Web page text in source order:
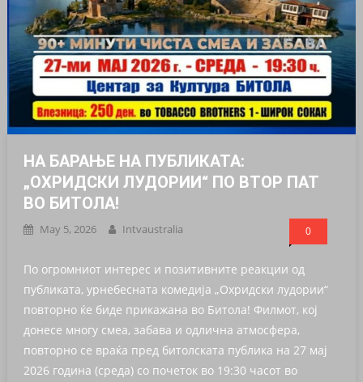
НА БАРАЊЕ НА ПУБЛИКАТА:
„ОХРИДСКИ ЛУДОРИИ“ ПО ВТОР ПАТ
ВО БИТОЛА!
May 5, 2026 Intvaustralia 0
По огромниот интерес и позитивните реакции од
публиката, урнебесната комедија „Охридски лудории“
повторно ќе биде прикажана во Битола! Филмот, кој
донесе многу смеа, забава и одлична атмосфера,
повторно се враќа пред битолската публика на 27 мај
2026 година (среда) со почеток во 19:30 часот во